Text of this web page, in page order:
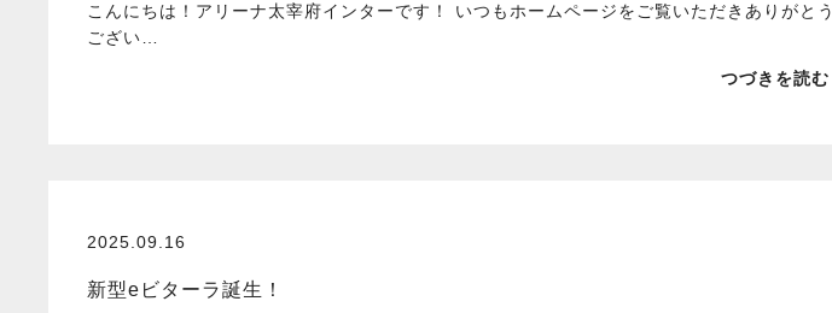
こんにちは！アリーナ太宰府インターです！ いつもホームページをご覧いただきありがとう
ござい…
つづきを読む
2025.09.16
新型eビターラ誕生！